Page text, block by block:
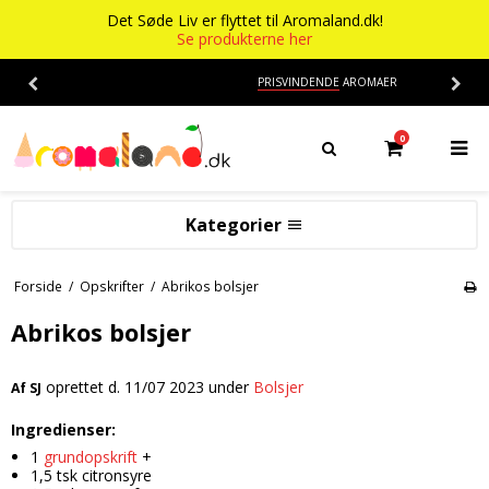
Det Søde Liv er flyttet til Aromaland.dk!
Se produkterne her
PRISVINDENDEAROMAER
0
Kategorier
Ananas aroma
Banan aroma
Blåbær aroma
Det Søde Liv
Aromaer
Chokolade
Isenkram
Opskrifter
Forside / Opskrifter / Abrikos bolsjer
Abrikos bolsjer
Af SJ oprettet d. 11/07 2023 under Bolsjer
Ingredienser:
1 grundopskrift+
1,5 tsk citronsyre